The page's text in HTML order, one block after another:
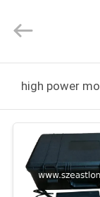
VIDEOS
ELECTRONICS(HK)
CO.,LTD.
Reserved.
high power